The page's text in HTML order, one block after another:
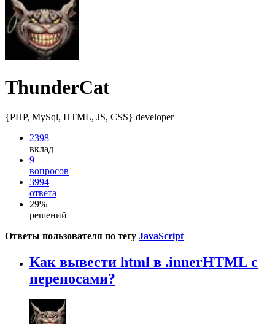
ThunderCat
{PHP, MySql, HTML, JS, CSS} developer
2398
вклад
9
вопросов
3994
ответа
29%
решений
Ответы пользователя по тегу JavaScript
Как вывести html в .innerHTML с
переносами?